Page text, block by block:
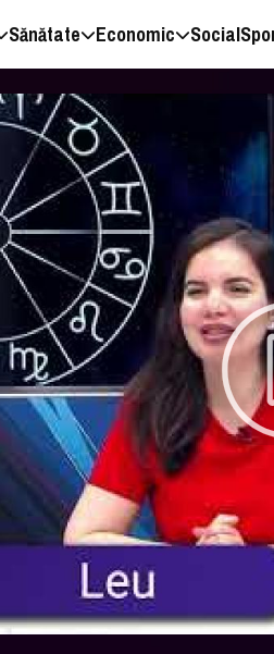
Sănătate Economic Social